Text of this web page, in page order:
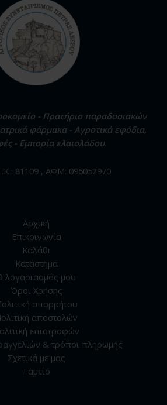
- Πρατήριο παραδοσιακών
φάρμακα - Αγροτικά εφόδια,
- Εμπορία ελαιολάδου.
: 81109 , ΑΦΜ: 096052970
Αρχική
Επικοινωνία
Καλάθι
Κατάστημα
λογαριασμός μου
Όροι Χρήσης
απορρήτου
αποστολών
επιστροφών
& τρόποι πληρωμής
Σχετικά με μας
Ταμείο